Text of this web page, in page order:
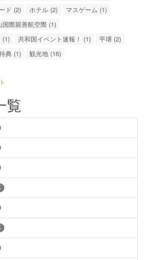
ド (2) ホテル (2)
マスゲーム (1)
国際親善航空際 (1)
(1)
共和国イベント速報！ (1)
平壌 (2)
典 (1) 観光地 (16)
覧